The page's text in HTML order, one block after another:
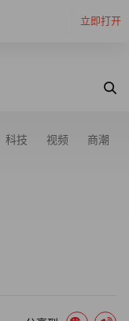
立即打开
科技 视频 商潮